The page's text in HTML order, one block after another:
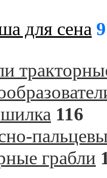
для сена 9
116
грабли